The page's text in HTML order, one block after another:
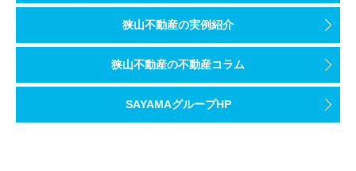
狭山不動産の実例紹介
狭山不動産の不動産コラム
SAYAMAグループHP